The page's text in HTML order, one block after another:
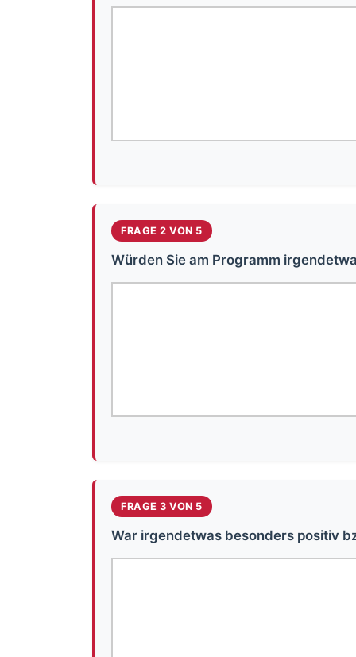
FRAGE 2 VON 5
Würden Sie am Programm
FRAGE 3 VON 5
War irgendetwas besonders positiv